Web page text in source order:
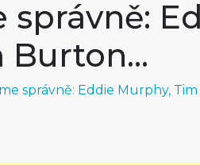
správně:
Burton...
správně: Eddie Murphy,